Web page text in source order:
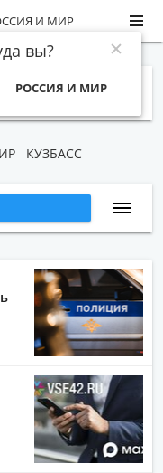
И МИР
вы?
РОССИЯ И МИР
ФОТО
КУЗБАСС